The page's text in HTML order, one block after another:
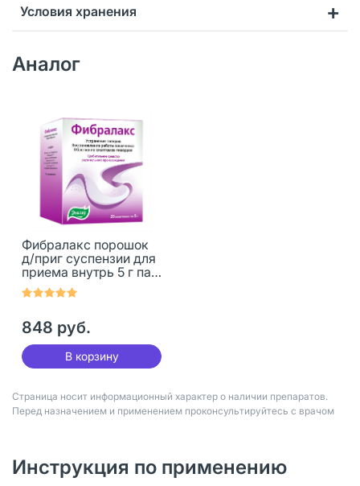
Условия хранения
Аналог
Фибралакс порошок
д/приг суспензии для
приема внутрь 5 г пак
20 шт
848 руб.
В корзину
Страница носит информационный характер о наличии препаратов.
Перед назначением и применением проконсультируйтесь с врачом
Инструкция по применению